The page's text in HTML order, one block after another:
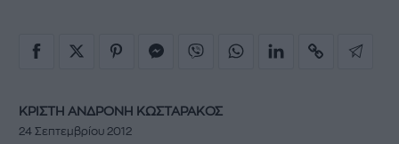
ΚΡΙΣΤΗ ΑΝΔΡΟΝΗ ΚΩΣΤΑΡΑΚΟΣ
24 Σεπτεμβρίου 2012